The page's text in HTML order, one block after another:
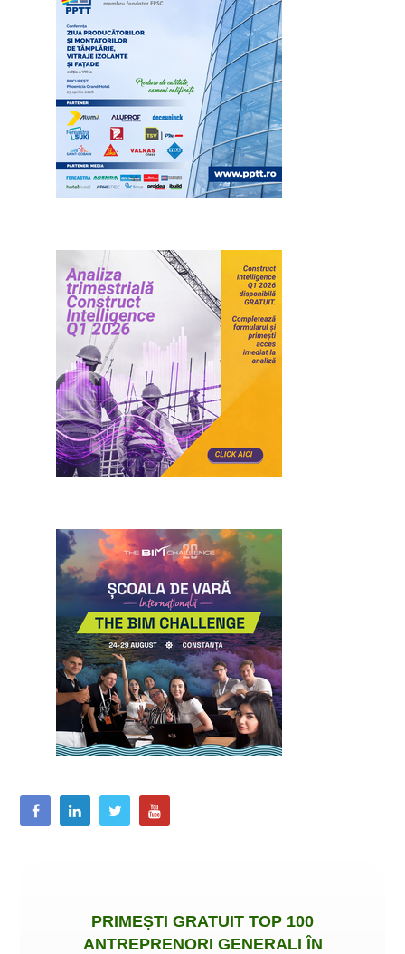
PRIMEȘTI GRATUIT TOP 100
ANTREPRENORI GENERALI ÎN